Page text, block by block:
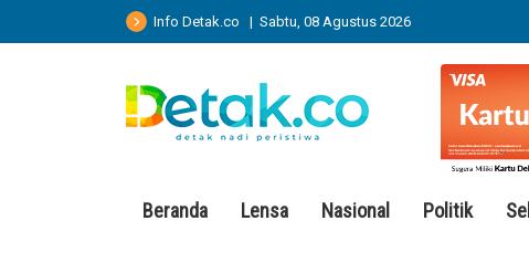
Info Detak.co | Sabtu, 08 Agustus 2026
Beranda Lensa Nasional Politik